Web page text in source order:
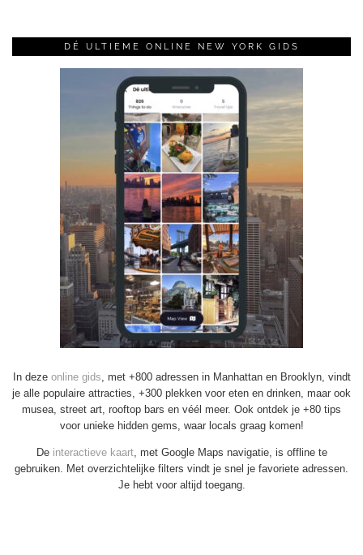
DÉ ULTIEME ONLINE NEW YORK GIDS
In deze online gids, met +800 adressen in Manhattan en Brooklyn, vindt
je alle populaire attracties, +300 plekken voor eten en drinken, maar ook
musea, street art, rooftop bars en véél meer. Ook ontdek je +80 tips
voor unieke hidden gems, waar locals graag komen!
De interactieve kaart, met Google Maps navigatie, is offline te
gebruiken. Met overzichtelijke filters vindt je snel je favoriete adressen.
Je hebt voor altijd toegang.